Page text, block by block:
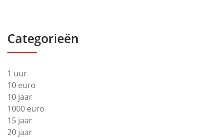
Categorieën
1 uur
10 euro
10 jaar
1000 euro
15 jaar
20 jaar